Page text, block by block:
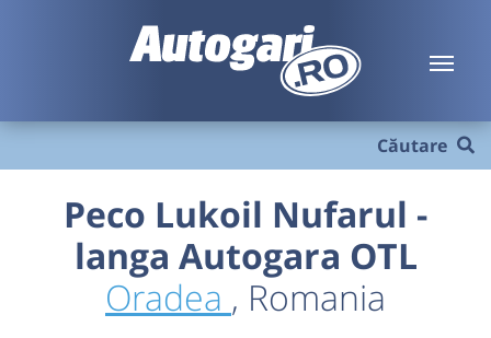
Căutare
Peco Lukoil Nufarul -
langa Autogara OTL
Oradea , Romania